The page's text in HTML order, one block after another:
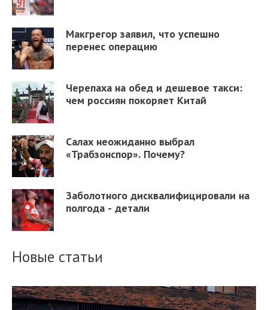
Макгрегор заявил, что успешно
перенес операцию
Черепаха на обед и дешевое такси:
чем россиян покоряет Китай
Салах неожиданно выбрал
«Трабзонспор». Почему?
Заболотного дисквалифицировали на
полгода - детали
Новые статьи